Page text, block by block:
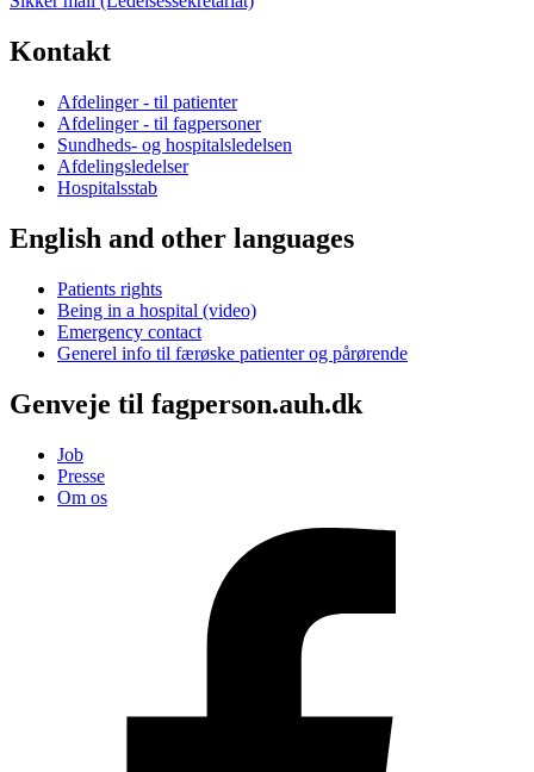
Kontakt
Afdelinger - til patienter
Afdelinger - til fagpersoner
Sundheds- og hospitalsledelsen
Afdelingsledelser
Hospitalsstab
English and other languages
Patients rights
Being in a hospital (video)
Emergency contact
Generel info til færøske patienter og pårørende
Genveje til fagperson.auh.dk
Job
Presse
Om os